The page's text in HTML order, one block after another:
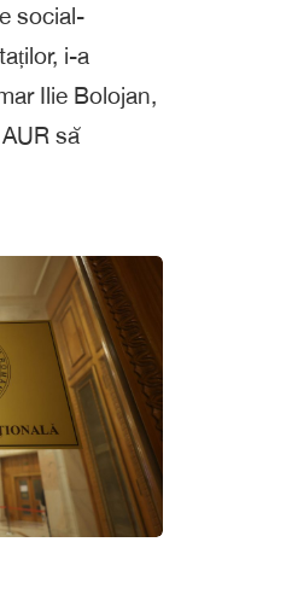
social-
i-a
Ilie Bolojan,
să